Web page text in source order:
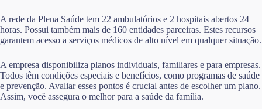
A rede da Plena Saúde tem 22 ambulatórios e 2 hospitais abertos 24
horas. Possui também mais de 160 entidades parceiras. Estes recursos
garantem acesso a serviços médicos de alto nível em qualquer situação.
A empresa disponibiliza planos individuais, familiares e para empresas.
Todos têm condições especiais e benefícios, como programas de saúde
e prevenção. Avaliar esses pontos é crucial antes de escolher um plano.
Assim, você assegura o melhor para a saúde da família.